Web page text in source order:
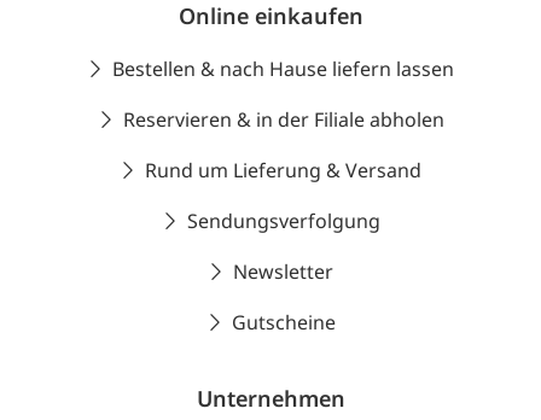
Online einkaufen
Bestellen & nach Hause liefern lassen
Reservieren & in der Filiale abholen
Rund um Lieferung & Versand
Sendungsverfolgung
Newsletter
Gutscheine
Unternehmen